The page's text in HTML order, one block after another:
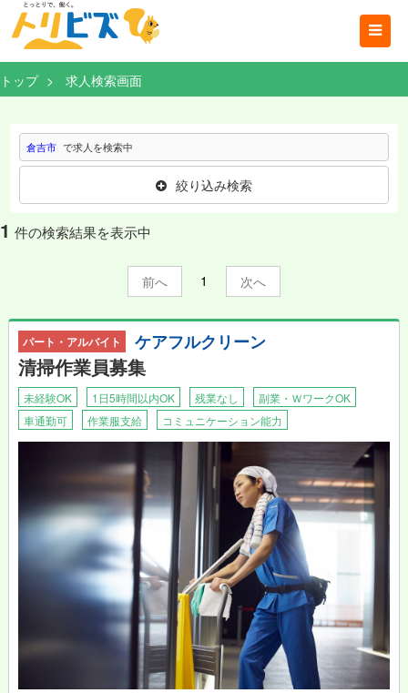
トップ 求人検索画面
倉吉市 で求人を検索中
絞り込み検索
1 件の検索結果を表示中
前 1 次
パート・アルバイト ケアフルクリーン
清掃作業員募集
未経験OK 1日5時間以内OK 残業なし
副業・ＷワークOK
車通勤可
作業服支給 コミュニケーション能力